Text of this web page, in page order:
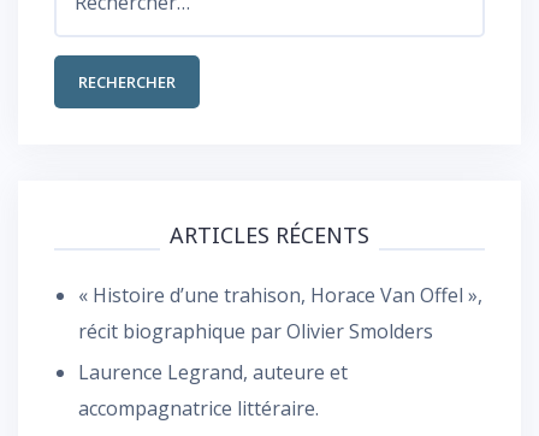
ARTICLES RÉCENTS
« Histoire d’une trahison, Horace Van Offel »,
récit biographique par Olivier Smolders
Laurence Legrand, auteure et
accompagnatrice littéraire.